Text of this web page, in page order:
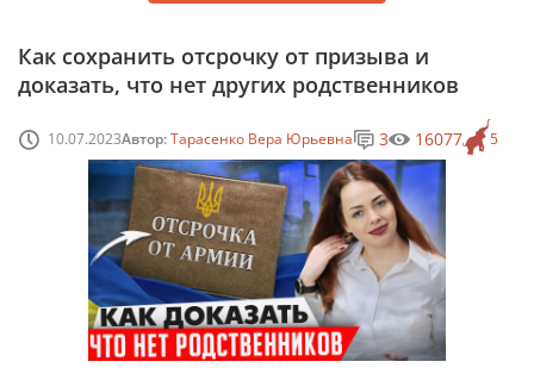
Как сохранить отсрочку от призыва и
доказать, что нет других родственников
10.07.2023Автор:Тарасенко Вера Юрьевна 5
3 16077